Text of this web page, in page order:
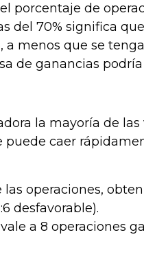
porcentaje de
del 70% significa
a menos que se
de ganancias
la mayoría de
puede caer
las operaciones,
desfavorable).
a 8 operaciones